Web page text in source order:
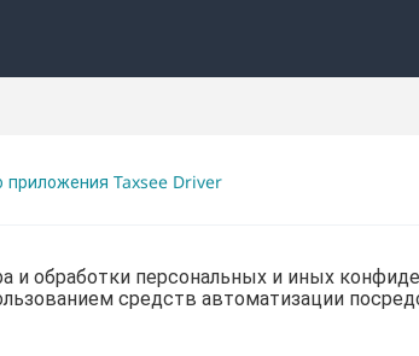
приложения Taxsee Driver
персональных и иных
средств автоматизации